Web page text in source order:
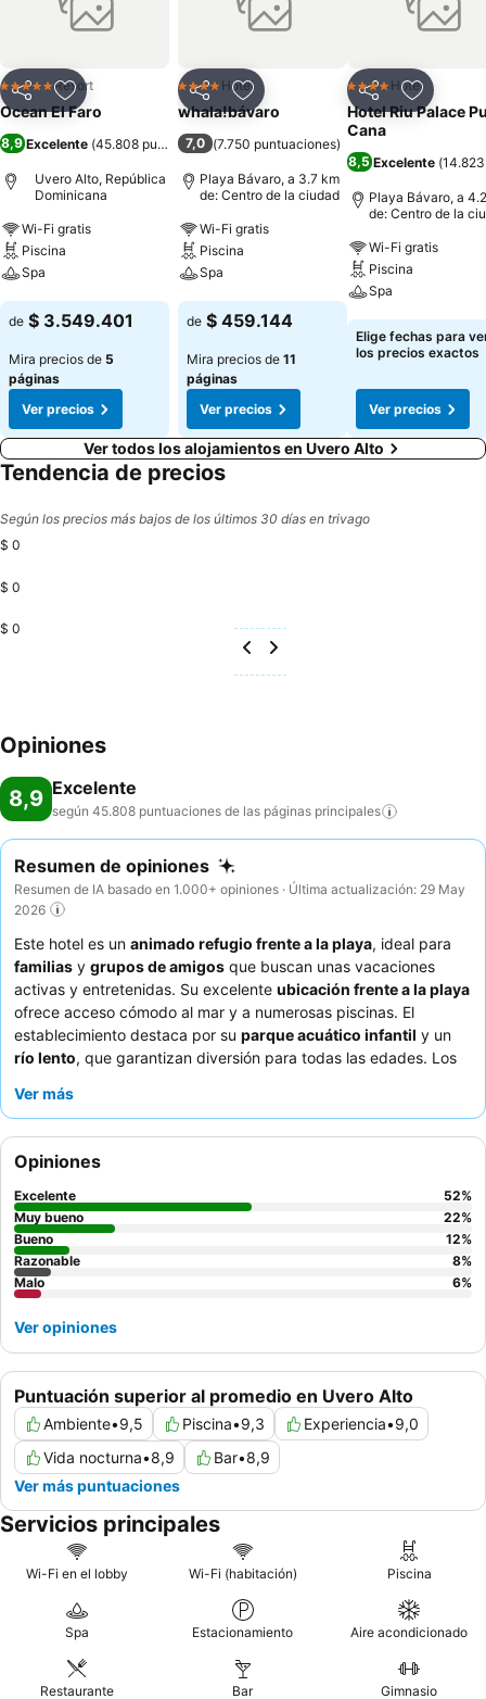
para adultos mayores de 18 años con servicios y propuestas de
ocio especializadas
CompartirAgregar a favoritos
5 EstrellasResort
Ocean El Faro
8,9Excelente (45.808 puntuaciones)
Uvero Alto, República
Dominicana
Wi-Fi gratis
Piscina
Spa
Ver precios
de $ 3.549.401
Mira precios de 5
páginas
Ver precios
CompartirAgregar a favoritos
4 EstrellasHotel
whala!bávaro
7,0 (7.750 puntuaciones)
Playa Bávaro, a 3.7 km
de: Centro de la ciudad
Wi-Fi gratis
Piscina
Spa
Ver precios
de $ 459.144
Mira precios de 11
páginas
Ver precios
CompartirAgregar
4 EstrellasHotel
Hotel Riu Palace
Cana
8,5 Excelente (
Playa Bávaro, a
de: Centro de la
Wi-Fi gratis
Piscina
Spa
Ver precios
Elige fechas para
los precios exactos
Ver precios
Ver todos los alojamientos en Uvero Alto
Tendencia de precios
Según los precios más bajos de los últimos 30 días en trivago
$ 0
$ 0
$ 0
Opiniones
8,9 Excelente
según 45.808 puntuaciones de las páginas principales
Resumen de opiniones
Resumen de IA basado en 1.000+ opiniones · Última actualización: 29 May
2026
Este hotel es un animado refugio frente a la playa, ideal para
familias y grupos de amigos que buscan unas vacaciones
activas y entretenidas. Su excelente ubicación frente a la playa
ofrece acceso cómodo al mar y a numerosas piscinas. El
establecimiento destaca por su parque acuático infantil y un
río lento, que garantizan diversión para todas las edades. Los
personal, amable y atento, y el
cómoda, considere reservar una
de acceso directo a la piscina cuando haga buen tiempo.
Ver más
Puntuación superior al promedio en Uvero Alto
Ambiente•9,5 Piscina•9,3 Experiencia•9,0
Vida nocturna•8,9 Bar•8,9
Ver más puntuaciones
Opiniones
Excelente 52%
Muy bueno
22%
Bueno
12%
Razonable
8%
Malo
6%
Ver opiniones
Servicios principales
Wi-Fi en el lobby Wi-Fi (habitación) Piscina
Spa Estacionamiento Aire acondicionado
Restaurante Bar Gimnasio